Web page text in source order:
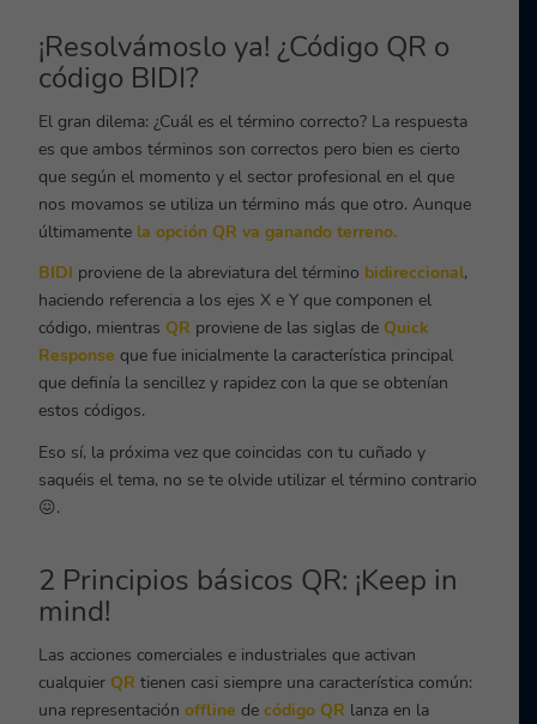
¡Resolvámoslo ya! ¿Código QR o
código BIDI?
El gran dilema: ¿Cuál es el término correcto? La respuesta
es que ambos términos son correctos pero bien es cierto
que según el momento y el sector profesional en el que
nos movamos se utiliza un término más que otro. Aunque
últimamente la opción QR va ganando terreno.
BIDI proviene de la abreviatura del término bidireccional,
haciendo referencia a los ejes X e Y que componen el
código, mientras QR proviene de las siglas de Quick
Response que fue inicialmente la característica principal
que definía la sencillez y rapidez con la que se obtenían
estos códigos.
Eso sí, la próxima vez que coincidas con tu cuñado y
saquéis el tema, no se te olvide utilizar el término contrario
😖.
2 Principios básicos QR: ¡Keep in
mind!
Las acciones comerciales e industriales que activan
cualquier QR tienen casi siempre una característica común:
una representaciónoffline decódigo QR lanza en la